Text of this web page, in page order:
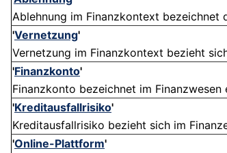
Ablehnung im Finanzkontext bezeichnet
'Vernetzung'
Vernetzung im Finanzkontext bezieht
'Finanzkonto'
Finanzkonto bezeichnet im
'Kreditausfallrisiko'
Kreditausfallrisiko bezieht sich im
'Online-Plattform'